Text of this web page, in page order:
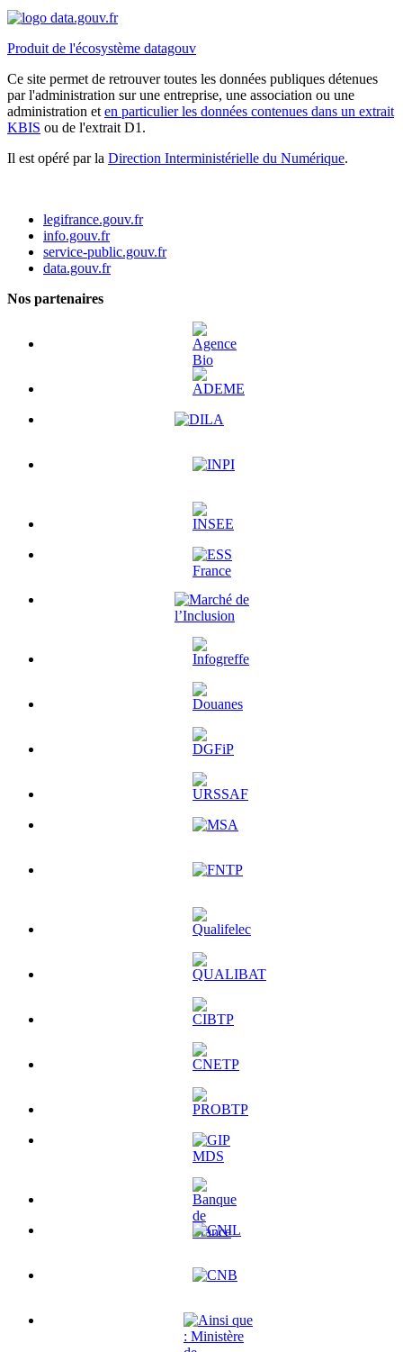
Produit de l'écosystème datagouv
Ce site permet de retrouver toutes les données publiques détenues
par l'administration sur une entreprise, une association ou une
administration et en particulier les données contenues dans un extrait
KBIS ou de l'extrait D1.
Il est opéré par la Direction Interministérielle du Numérique.
legifrance.gouv.fr
info.gouv.fr
service-public.gouv.fr
data.gouv.fr
Nos partenaires